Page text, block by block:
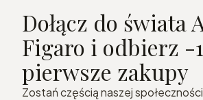
Dołącz do świata
Figaro i odbierz -
pierwsze zakupy
Zostań częścią naszej